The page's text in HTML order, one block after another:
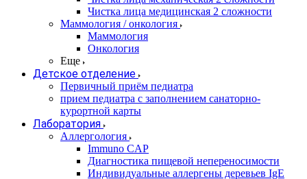
Чистка лица медицинская 2 сложности
Маммология / онкология
Маммология
Онкология
Еще
Детское отделение
Первичный приём педиатра
прием педиатра с заполнением санаторно-
курортной карты
Лаборатория
Аллергология
Immuno CAP
Диагностика пищевой непереносимости
Индивидуальные аллергены деревьев IgE